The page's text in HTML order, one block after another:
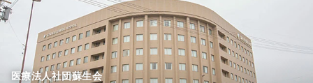
医療法人社団蘇生会